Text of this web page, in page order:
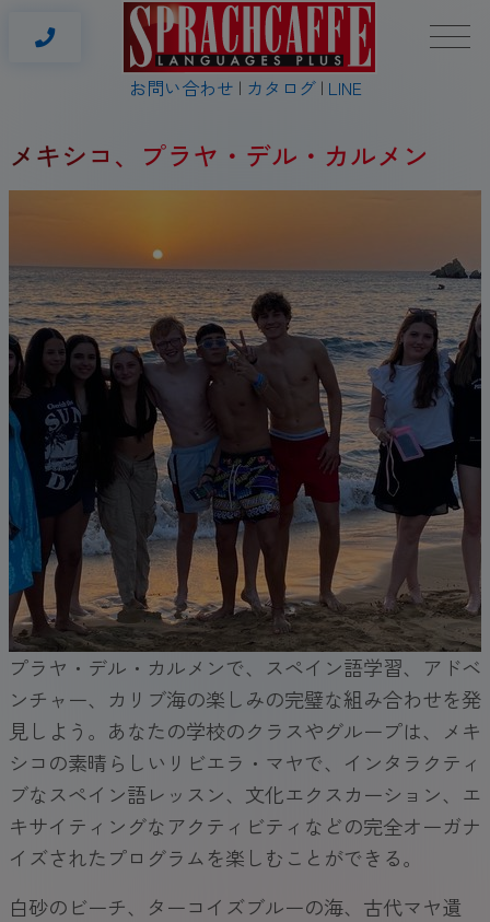
お問い合わせ カタログ LINE
メキシコ、プラヤ・デル・カルメン
プラヤ・デル・カルメンで、スペイン語学習、アドベ
ンチャー、カリブ海の楽しみの完璧な組み合わせを発
見しよう。あなたの学校のクラスやグループは、メキ
シコの素晴らしいリビエラ・マヤで、インタラクティ
ブなスペイン語レッスン、文化エクスカーション、エ
キサイティングなアクティビティなどの完全オーガナ
イズされたプログラムを楽しむことができる。
白砂のビーチ、ターコイズブルーの海、古代マヤ遺